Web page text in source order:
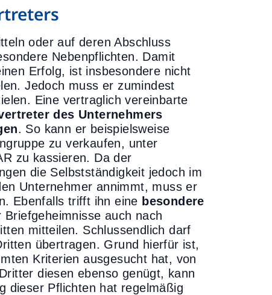
oder auf deren Abschluss
Nebenpflichten. Damit
Erfolg, ist insbesondere nicht
Jedoch muss er zumindest
Eine vertraglich vereinbarte
des Unternehmers
. So kann er beispielsweise
zu verkaufen, unter
zu kassieren. Da der
die Selbstständigkeit jedoch im
Unternehmer annimmt, muss er
Ebenfalls trifft ihn eine besondere
auch nach
mitteilen. Schlussendlich darf
übertragen. Grund hierfür ist,
Kriterien ausgesucht hat, von
diesen ebenso genügt, kann
dieser Pflichten hat regelmäßig